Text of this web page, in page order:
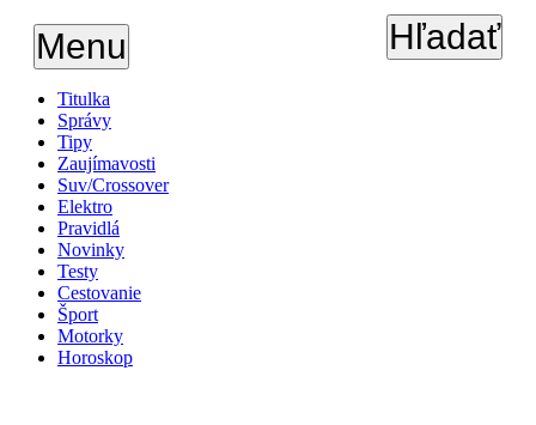
Menu Hľadať
Titulka
Správy
Tipy
Zaujímavosti
Suv/Crossover
Elektro
Pravidlá
Novinky
Testy
Cestovanie
Šport
Motorky
Horoskop